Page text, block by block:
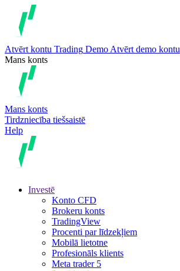
Atvērt kontu Trading Demo Atvērt demo kontu
Mans konts
Mans konts
Tirdzniecība tiešsaistē
Help
Investē
Konto CFD
Brokeru konts
TradingView
Procenti par līdzekļiem
Mobilā lietotne
Profesionāls klients
Meta trader 5